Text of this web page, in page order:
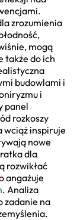
zrozumienia
mogą
także do ich
budowlami i
i
panel
rozkoszy
wciąż inspiruje
nowe
dla
rozwikłać
angażuje
. Analiza
zadanie na